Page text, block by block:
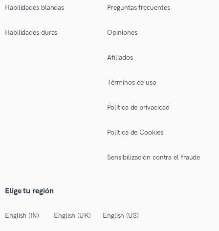
Habilidades blandas
Habilidades duras
Preguntas frecuentes
Opiniones
Afiliados
Términos de uso
Política de privacidad
Política de Cookies
Sensibilización contra el fraude
Elige tu región
English (IN) English (UK) English (US)